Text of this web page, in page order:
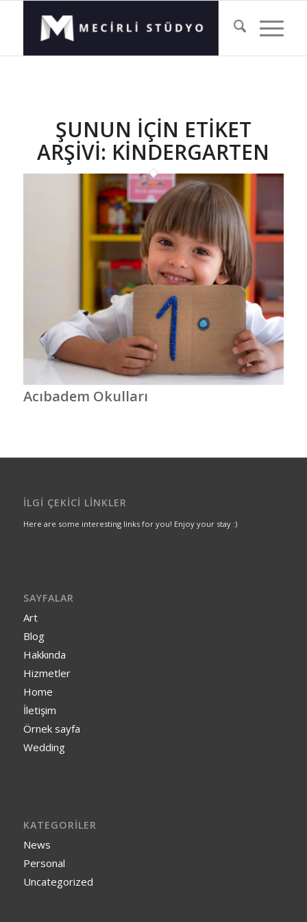
ŞUNUN IÇIN ETIKET
ARŞIVI: KINDERGARTEN
Acıbadem Okulları
İLGI ÇEKICI LINKLER
Here are some interesting links for you! Enjoy your stay :)
SAYFALAR
Art
Blog
Hakkında
Hizmetler
Home
İletişim
Örnek sayfa
Wedding
KATEGORILER
News
Personal
Uncategorized